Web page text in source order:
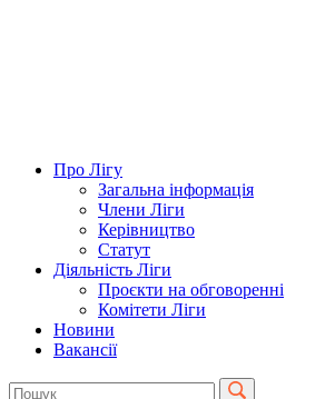
Про Лігу
Загальна інформація
Члени Ліги
Керівництво
Статут
Діяльність Ліги
Проєкти на обговоренні
Комітети Ліги
Новини
Вакансії